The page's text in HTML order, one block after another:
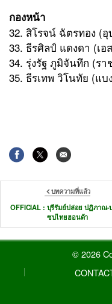
กองหน้า
32. สิโรจน์ ฉัตรทอง (
33. ธีรศิลป์ แดงดา (เอ
34. รุ่งรัฐ ภูมิจันทึก (ร
35. ธีรเทพ วิโนทัย (แบ
บทความที่แล้ว
OFFICIAL : บุรีรัมย์ปล่อย ปฏิภาณ-
ซบไทยฮอนด้า
© 2026